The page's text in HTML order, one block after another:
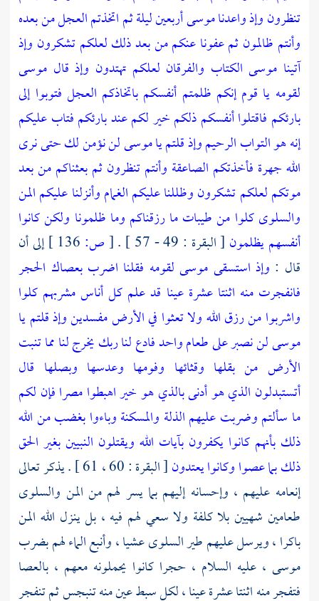
تنظرونوإذ واعدنا موسى أربعين ليلة ثم اتخذتم العجل من بعده
وأنتم ظالمونثم عفونا عنكم من بعد ذلك لعلكم تشكرون وإذ
آتينا موسى الكتاب والفرقان لعلكم تهتدون وإذ قال موسى
لقومه يا قوم إنكم ظلمتم أنفسكم باتخاذكم العجل فتوبوا إلى
بارئكم فاقتلوا أنفسكم ذلكم خير لكم عند بارئكم فتاب عليكم
إنه هو التواب الرحيموإذ قلتم يا موسى لن نؤمن لك حتى نرى
الله جهرة فأخذتكم الصاعقة وأنتم تنظرونثم بعثناكم من بعد
موتكم لعلكم تشكرونوظللنا عليكم الغمام وأنزلنا عليكم المن
والسلوى كلوا من طيبات ما رزقناكم وما ظلمونا ولكن كانوا
أنفسهم يظلمون [ البقرة : 49 - 57 ] . [ص:
إلى أن
قال : وإذ استسقى موسى لقومه فقلنا اضرب بعصاك الحجر
فانفجرت منه اثنتا عشرة عينا قد علم كل أناس مشربهم كلوا
واشربوا من رزق الله ولا تعثوا في الأرض مفسدينوإذ قلتم يا
موسى لن نصبر على طعام واحد فادع لنا ربك يخرج لنا مما تنبت
الأرض من بقلها وقثائها وفومها وعدسها وبصلها قال
أتستبدلون الذي هو أدنى بالذي هو خير اهبطوا مصرا فإن لكم
ما سألتم وضربت عليهم الذلة والمسكنة وباءوا بغضب من الله
ذلك بأنهم كانوا يكفرون بآيات الله ويقتلون النبيين بغير الحق
ذلك بما عصوا وكانوا يعتدون
[ البقرة : 60 ، 61 ] . يذكر تعالى
إنعامه عليهم ، وإحسانه إليهم بما يسر لهم من المن والسلوى
طعامين شهيين بلا كلفة ولا سعي لهم فيه ، بل ينزل الله المن
باكرا ، ويرسل عليهم طير السلوى عشيا ، وأنبع الماء لهم بضرب
موسى ، عليه السلام ، حجرا كانوا يحملونه معهم ، بالعصا
فتفجر منه اثنتا عشرة عينا ، لكل سبط عين منه تنبجس ثم تنفجر